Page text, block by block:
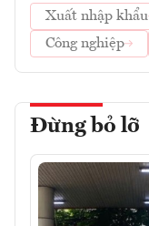
Xuất nhập khẩu
Công nghiệp
Đừng bỏ lỡ